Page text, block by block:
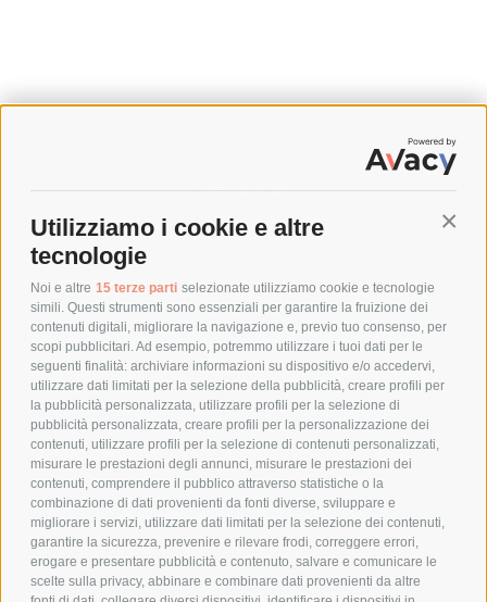
Utilizziamo i cookie e altre
tecnologie
Noi e altre 15 terze parti selezionate utilizziamo cookie e tecnologie
simili. Questi strumenti sono essenziali per garantire la fruizione dei
contenuti digitali, migliorare la navigazione e, previo tuo consenso, per
scopi pubblicitari. Ad esempio, potremmo utilizzare i tuoi dati per le
seguenti finalità: archiviare informazioni su dispositivo e/o accedervi,
utilizzare dati limitati per la selezione della pubblicità, creare profili per
la pubblicità personalizzata, utilizzare profili per la selezione di
pubblicità personalizzata, creare profili per la personalizzazione dei
contenuti, utilizzare profili per la selezione di contenuti personalizzati,
misurare le prestazioni degli annunci, misurare le prestazioni dei
contenuti, comprendere il pubblico attraverso statistiche o la
combinazione di dati provenienti da fonti diverse, sviluppare e
migliorare i servizi, utilizzare dati limitati per la selezione dei contenuti,
garantire la sicurezza, prevenire e rilevare frodi, correggere errori,
erogare e presentare pubblicità e contenuto, salvare e comunicare le
scelte sulla privacy, abbinare e combinare dati provenienti da altre
SPEDIZIONI
COSTI DI SPEDIZIONE
POLITICA DI RESO
POLICY
PRIVACY POLICY
COOKIE POLICY
PAGAMENTI SICURI
AZIENDA
CHI SIAMO